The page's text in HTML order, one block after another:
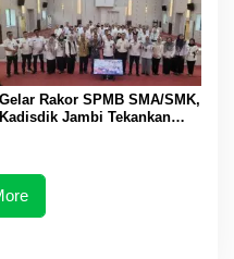
Gelar Rakor SPMB SMA/SMK,
Kadisdik Jambi Tekankan